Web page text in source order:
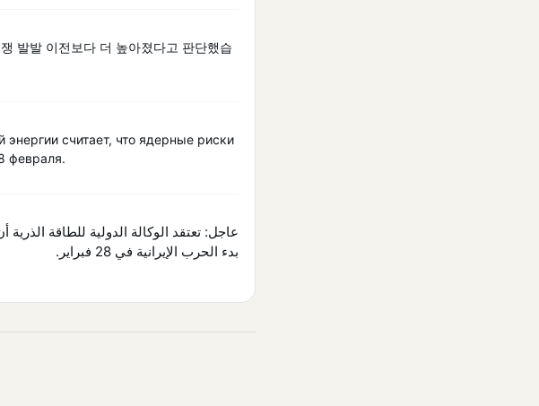
발발 이전보다 더 높아졌다고 판단했습
считает, что ядерные риски
февраля.
عاجل: تعتقد الوكالة الدولية للطاقة
بدء الحرب الإيرانية في 28 فبراير.